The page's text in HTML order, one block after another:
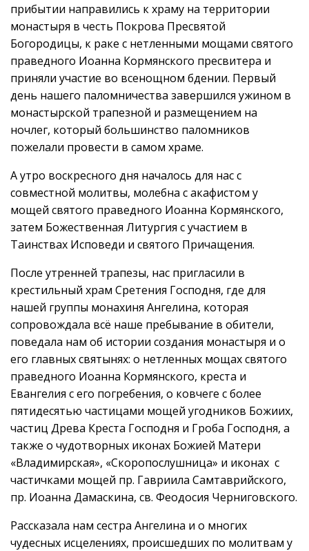
прибытии направились к храму на территории
монастыря в честь Покрова Пресвятой
Богородицы, к раке с нетленными мощами святого
праведного Иоанна Кормянского пресвитера и
приняли участие во всенощном бдении. Первый
день нашего паломничества завершился ужином в
монастырской трапезной и размещением на
ночлег, который большинство паломников
пожелали провести в самом храме.
А утро воскресного дня началось для нас с
совместной молитвы, молебна с акафистом у
мощей святого праведного Иоанна Кормянского,
затем Божественная Литургия с участием в
Таинствах Исповеди и святого Причащения.
После утренней трапезы, нас пригласили в
крестильный храм Сретения Господня, где для
нашей группы монахиня Ангелина, которая
сопровождала всё наше пребывание в обители,
поведала нам об истории создания монастыря и о
его главных святынях: о нетленных мощах святого
праведного Иоанна Кормянского, креста и
Евангелия с его погребения, о ковчеге с более
пятидесятью частицами мощей угодников Божиих,
частиц Древа Креста Господня и Гроба Господня, а
также о чудотворных иконах Божией Матери
«Владимирская», «Скоропослушница» и иконах с
частичками мощей пр. Гавриила Самтаврийского,
пр. Иоанна Дамаскина, св. Феодосия Черниговского.
Рассказала нам сестра Ангелина и о многих
чудесных исцелениях, происшедших по молитвам у